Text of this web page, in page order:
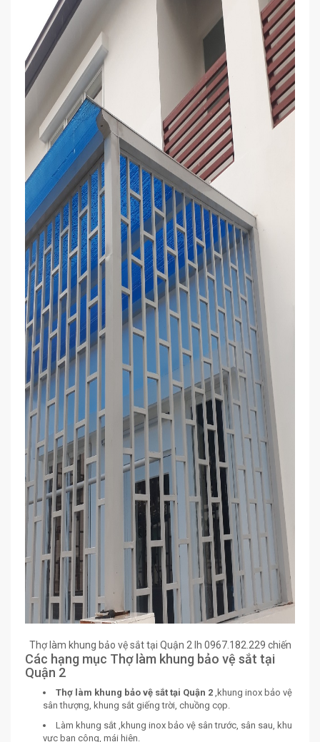
Thợ làm khung bảo vệ sắt tại Quận 2 lh 0967.182.229 chiến
Các hạng mục Thợ làm khung bảo vệ sắt tại
Quận 2
Thợ làm khung bảo vệ sắt tại Quận 2 ,khung inox bảo vệ
sân thượng, khung sắt giếng trời, chuồng cọp.
Làm khung sắt ,khung inox bảo vệ sân trước, sân sau, khu
vực ban công, mái hiên.